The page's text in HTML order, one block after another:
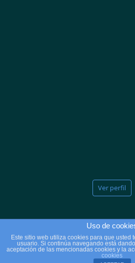
Ver perfil
2025 © Copyright - Clínicas Massana
Política de Privacidad
Uso de
Este sitio web utiliza cookies para que usted
usuario. Si continúa navegando está
aceptación de las mencionadas cookies y la
cookies